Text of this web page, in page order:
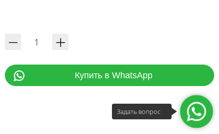
Купить в WhatsApp
Задать вопрос